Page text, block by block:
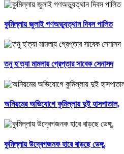
কুমিল্লায় জুলাই গণঅভ্যুত্থান দিবস পালিত
তনু হ'ত্যা মামলায় গ্রেপ্তার সাবেক সেনাসদ
অনিয়মের অভিযোগে কুমিল্লায় দুই হাসপাতাল,
কুমিল্লায় উদ্বেগজনক হারে বাড়ছে ডেঙ্গু,